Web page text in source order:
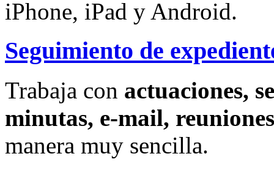
iPhone, iPad y Android.
Seguimiento de
Trabaja con actuaciones,
minutas, e-mail,
manera muy sencilla.